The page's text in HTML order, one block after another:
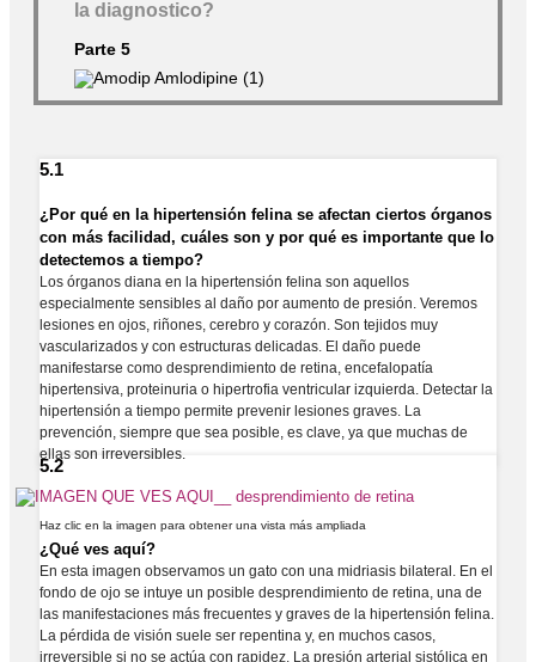
la diagnostico?
Parte 5
5.1
¿Por qué en la hipertensión felina se afectan ciertos órganos
con más facilidad, cuáles son y por qué es importante que lo
detectemos a tiempo?
Los órganos diana en la hipertensión felina son aquellos
especialmente sensibles al daño por aumento de presión. Veremos
lesiones en ojos, riñones, cerebro y corazón. Son tejidos muy
vascularizados y con estructuras delicadas. El daño puede
manifestarse como desprendimiento de retina, encefalopatía
hipertensiva, proteinuria o hipertrofia ventricular izquierda. Detectar la
hipertensión a tiempo permite prevenir lesiones graves. La
prevención, siempre que sea posible, es clave, ya que muchas de
ellas son irreversibles.
5.2
Haz clic en la imagen para obtener una vista más ampliada
¿Qué ves aquí?
En esta imagen observamos un gato con una midriasis bilateral. En el
fondo de ojo se intuye un posible desprendimiento de retina, una de
las manifestaciones más frecuentes y graves de la hipertensión felina.
La pérdida de visión suele ser repentina y, en muchos casos,